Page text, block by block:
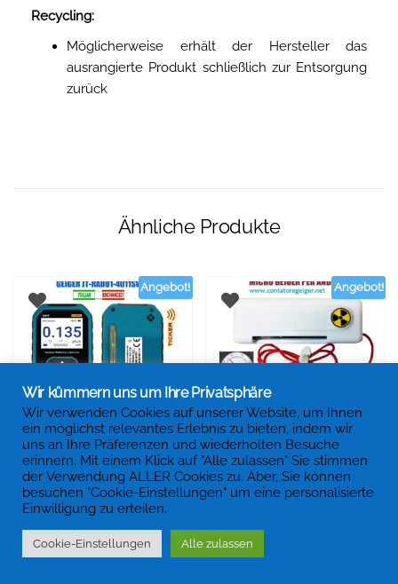
Recycling:
Möglicherweise erhält der Hersteller das
ausrangierte Produkt schließlich zur Entsorgung
zurück
Ähnliche Produkte
Angebot!
JT-RAD01-M4011SW
Hand-Geigerzähler
€189,00€169,00
Online -Katalog., Präzise und
zuverlässige präzise Geiger -
Angebot!
Microgeiger | Mini -Geiger
-Schalter für Android -
Smartphones.
Geigerzähler Made in Italy |
Wir kümmern uns um Ihre Privatsphäre
Wir verwenden Cookies auf unserer Website, um Ihnen
ein möglichst relevantes Erlebnis zu bieten, indem wir
uns an Ihre Präferenzen und wiederholten Besuche
erinnern. Mit einem Klick auf "Alle zulassen" Sie stimmen
der Verwendung ALLER Cookies zu. Aber, Sie können
besuchen "Cookie-Einstellungen" um eine personalisierte
Einwilligung zu erteilen.
Cookie-Einstellungen Alle zulassen